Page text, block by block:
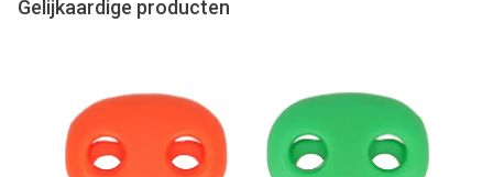
Gelijkaardige producten